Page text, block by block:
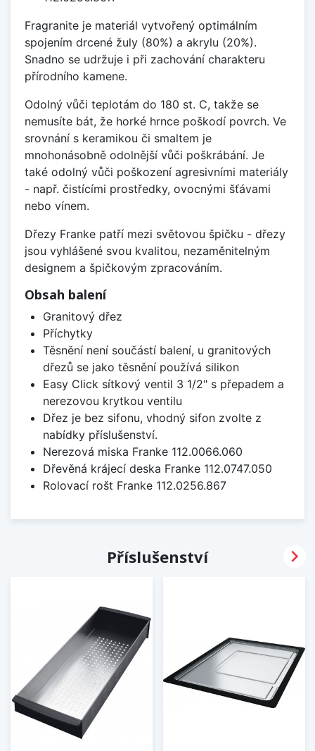
Fragranite je materiál vytvořený optimálním
spojením drcené žuly (80%) a akrylu (20%).
Snadno se udržuje i při zachování charakteru
přírodního kamene.
Odolný vůči teplotám do 180 st. C, takže se
nemusíte bát, že horké hrnce poškodí povrch. Ve
srovnání s keramikou či smaltem je
mnohonásobně odolnější vůči poškrábání. Je
také odolný vůči poškození agresivními materiály
- např. čistícími prostředky, ovocnými šťávami
nebo vínem.
Dřezy Franke patří mezi světovou špičku - dřezy
jsou vyhlášené svou kvalitou, nezaměnitelným
designem a špičkovým zpracováním.
Obsah balení
Granitový dřez
Příchytky
Těsnění není součástí balení, u granitových
dřezů se jako těsnění používá silikon
Easy Click sítkový ventil 3 1/2" s přepadem a
nerezovou krytkou ventilu
Dřez je bez sifonu, vhodný sifon zvolte z
nabídky příslušenství.
Nerezová miska Franke 112.0066.060
Dřevěná krájecí deska Franke 112.0747.050
Rolovací rošt Franke 112.0256.867
Příslušenství 